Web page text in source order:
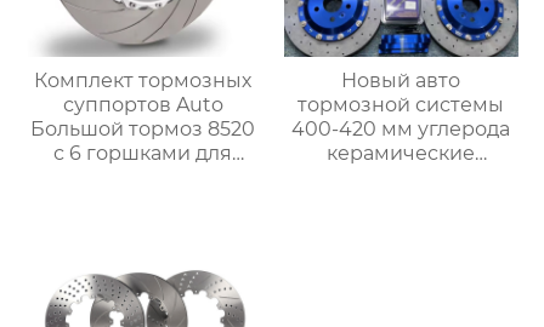
Комплект тормозных
суппортов Auto
Большой тормоз 8520
с 6 горшками для
класса 1998-2022
Новый авто
тормозной системы
400-420 мм углерода
керамические